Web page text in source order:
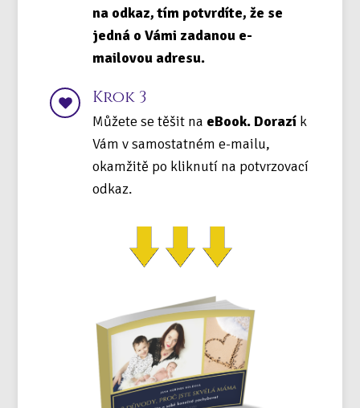
na odkaz, tím potvrdíte, že se
jedná o Vámi zadanou e-
mailovou adresu.
Krok 3
Můžete se těšit na eBook. Dorazí k
Vám v samostatném e-mailu,
okamžitě po kliknutí na potvrzovací
odkaz.